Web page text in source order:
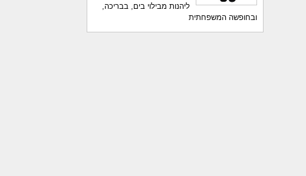
ליהנות מבילוי בים, בבריכה,
ובחופשה המשפחתית